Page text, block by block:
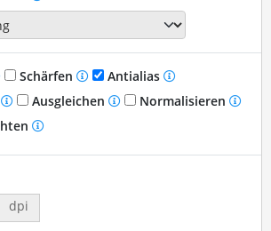
Schärfen
Antialias
Ausgleichen
Normalisieren
dpi